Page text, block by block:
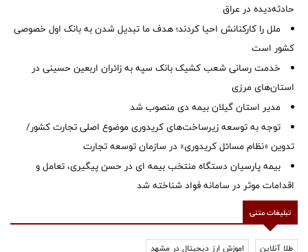
حادثه‌دیده در عراق
ملل را کارکنانش احیا کردند؛ هدف ما تبدیل شدن به بانک اول خصوصی
کشور است
خدمت رسانی شعب کشیک بانک سپه به زائران اربعین حسینی در
استان‌‌های مرزی
‌مدیر استان گیلان بیمه دی منصوب شد
توجه به توسعه زیرساخت‌های کریدوری موضوع اصلی تجارت کشور/
تدوین «نظام مسائل کریدوری» در سازمان توسعه تجارت
بیمه پارسیان دستگاه منتخب بیمه ای در حسن پیگیری، تعامل و
اقدامات موثر در سامانه فواد شناخته شد
تبلیغات متنی
طلا آنلاین اموزش ارز دیجیتال در مشهد